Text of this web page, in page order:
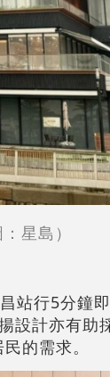
星島）
站行5分鐘
設計亦有助
的需求。